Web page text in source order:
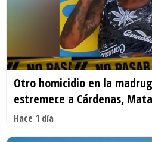
Otro homicidio en la
estremece a Cárdenas,
Hace 1 día